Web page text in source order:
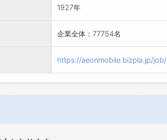
1927年
企業全体：77754名
https://aeonmobile.bizpla.jp/job/